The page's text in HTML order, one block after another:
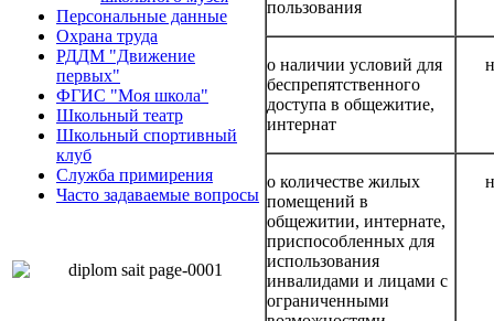
Персональные данные
Охрана труда
РДДМ "Движение
первых"
ФГИС "Моя школа"
Школьный театр
Школьный спортивный
клуб
Служба примирения
Часто задаваемые вопросы
пользования
о наличии условий для
беспрепятственного
доступа в общежитие,
интернат
о количестве жилых
помещений в
общежитии, интернате,
приспособленных для
использования
инвалидами и лицами с
ограниченными